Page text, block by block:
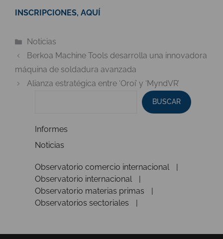
INSCRIPCIONES, AQUÍ
Categorías
Noticias
Berkoa Machine Tools desarrolla una innovadora
máquina de soldadura avanzada
Alianza estratégica entre ‘Oroi’ y ‘MyndVR’
BUSCAR
Informes
Noticias
Observatorio comercio internacional
Observatorio internacional
Observatorio materias primas
Observatorios sectoriales